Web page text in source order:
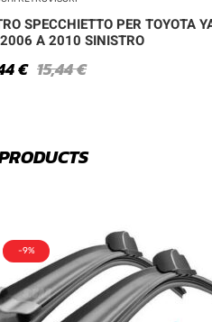
SPECCHIETTO PER TOYOTA
A 2010 SINISTRO
15,44€
€
-9%